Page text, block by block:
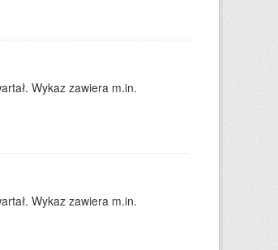
Wykaz zawiera m.in.
Wykaz zawiera m.in.